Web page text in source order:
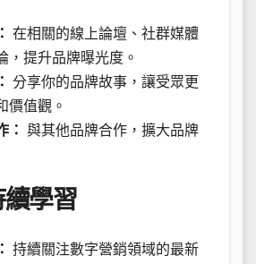
在相關的線上論壇、社群媒體
，提升品牌曝光度。
分享你的品牌故事，讓受眾更
價值觀。
： 與其他品牌合作，擴大品牌
學習
持續關注數字營銷領域的最新